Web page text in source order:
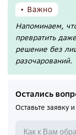
Важно
Напоминаем,
превратить
решение без
разочарований.
Остались
Оставьте заявку